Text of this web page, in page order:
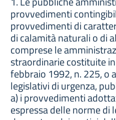
provvedimenti
provvedimenti di
di calamità naturali o di
comprese le
straordinarie costituite
febbraio 1992, n. 225, o
legislativi di urgenza,
a) i provvedimenti
espressa delle norme di